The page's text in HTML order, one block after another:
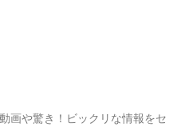
画や驚き！ビックリな情報をセ